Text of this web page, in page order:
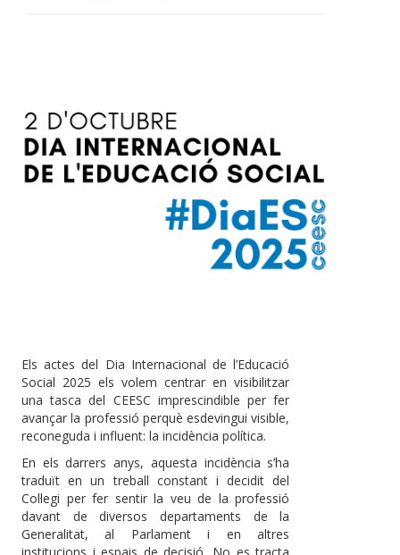
Els actes del Dia Internacional de l’Educació
Social 2025 els volem centrar en visibilitzar
una tasca del CEESC imprescindible per fer
avançar la professió perquè esdevingui visible,
reconeguda i influent: la incidència política.
En els darrers anys, aquesta incidència s’ha
traduït en un treball constant i decidit del
Col·legi per fer sentir la veu de la professió
davant de diversos departaments de la
Generalitat, al Parlament i en altres